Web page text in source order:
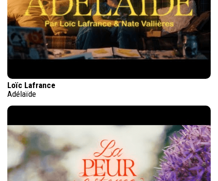
Loïc Lafrance
Adélaïde